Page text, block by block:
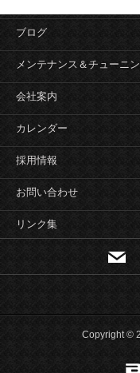
ゲ
ー
シ
ョ
ン
ブログ
メンテナンス＆チューニ
会社案内
カレンダー
採用情報
お問い合わせ
リンク集
Copyright ©